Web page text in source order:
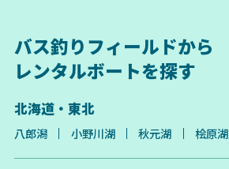
バス釣りフィールドから
レンタルボートを探す
北海道・東北
八郎潟 小野川湖 秋元湖 桧原湖